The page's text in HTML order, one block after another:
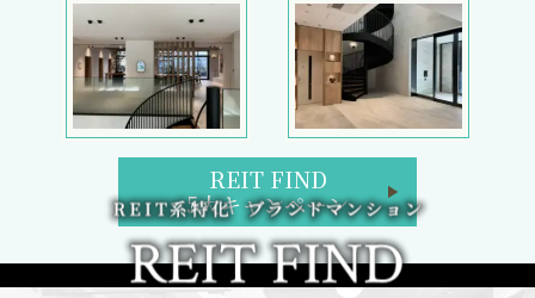
REIT FIND
5大キャンペーン